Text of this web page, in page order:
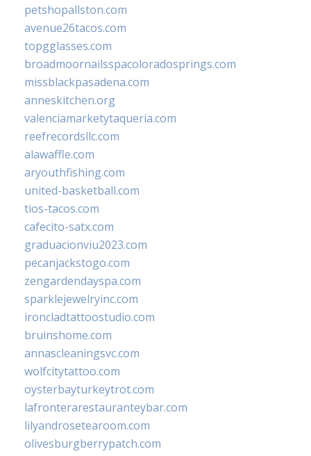
petshopallston.com
avenue26tacos.com
topgglasses.com
broadmoornailsspacoloradosprings.com
missblackpasadena.com
anneskitchen.org
valenciamarketytaqueria.com
reefrecordsllc.com
alawaffle.com
aryouthfishing.com
united-basketball.com
tios-tacos.com
cafecito-satx.com
graduacionviu2023.com
pecanjackstogo.com
zengardendayspa.com
sparklejewelryinc.com
ironcladtattoostudio.com
bruinshome.com
annascleaningsvc.com
wolfcitytattoo.com
oysterbayturkeytrot.com
lafronterarestauranteybar.com
lilyandrosetearoom.com
olivesburgberrypatch.com